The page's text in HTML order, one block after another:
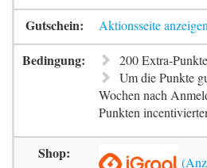
Aktionsseite anzeigen
200 Extra-
Um die Punkte
Wochen nach
Punkten